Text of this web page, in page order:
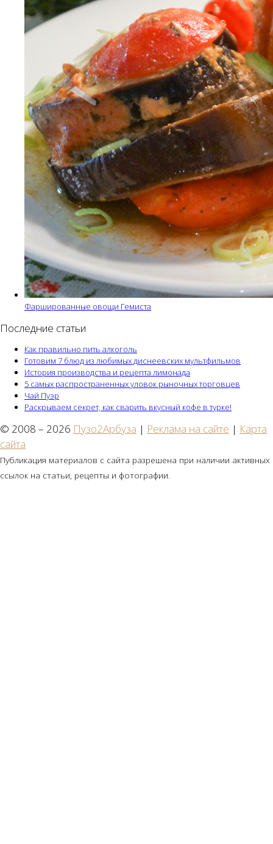
Фаршированные овощи Гемиста
Последние статьи
Как правильно пить алкоголь
Готовим 7 блюд из любимых диснеевских мультфильмов
История производства и рецепта лимонада
5 самых распространенных уловок рыночных торговцев
Чай Пуэр
Раскрываем секрет, как сварить вкусный кофе в турке!
© 2008 – 2026 Пузо2Арбуза | Реклама на сайте | Карта
сайта
Публикация материалов с сайта разрешена при наличии активных
ссылок на статьи, рецепты и фотографии.